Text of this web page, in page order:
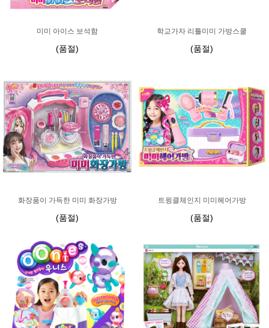
미미 아이스 보석함
(품절)
학교가자 리틀미미 가방스쿨
(품절)
화장품이 가득한 미미 화장가방
(품절)
트윙클체인지 미미헤어가방
(품절)